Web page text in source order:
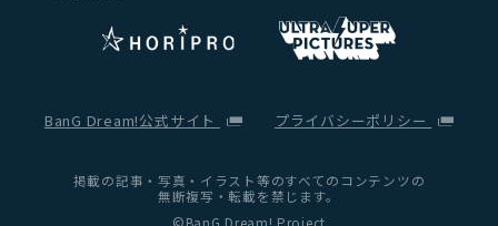
BanG Dream!公式サイト プライバシーポリシー
掲載の記事・写真・イラスト等のすべてのコンテンツの
無断複写・転載を禁じます。
©BanG Dream! Project